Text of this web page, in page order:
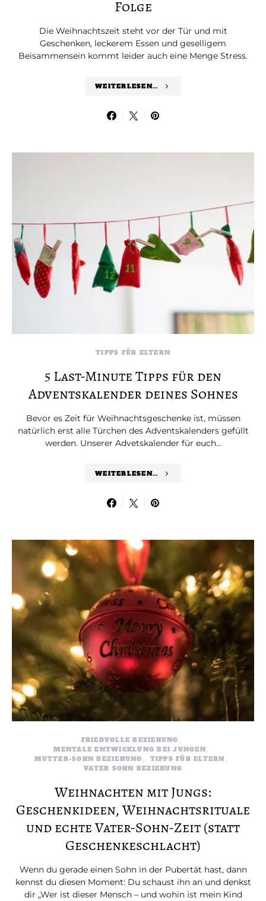
Folge
Die Weihnachtszeit steht vor der Tür und mit
Geschenken, leckerem Essen und geselligem
Beisammensein kommt leider auch eine Menge Stress.
WEITERLESEN...
TIPPS FÜR ELTERN
5 Last-Minute Tipps für den
Adventskalender deines Sohnes
Bevor es Zeit für Weihnachtsgeschenke ist, müssen
natürlich erst alle Türchen des Adventskalenders gefüllt
werden. Unserer Advetskalender für euch…
WEITERLESEN...
FRIEDVOLLE BEZIEHUNG
MENTALE ENTWICKLUNG BEI JUNGEN
MUTTER-SOHN BEZIEHUNG
TIPPS FÜR ELTERN
VATER SOHN BEZIEHUNG
Weihnachten mit Jungs:
Geschenkideen, Weihnachtsrituale
und echte Vater-Sohn-Zeit (statt
Geschenkeschlacht)
Wenn du gerade einen Sohn in der Pubertät hast, dann
kennst du diesen Moment: Du schaust ihn an und denkst
dir „Wer ist dieser Mensch – und wohin ist mein Kind